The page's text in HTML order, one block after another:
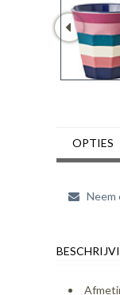
OPTIES
Neem